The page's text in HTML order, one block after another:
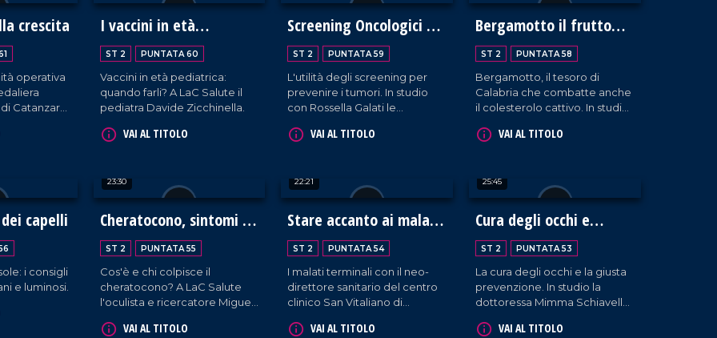
crescita
operativa
Catanzaro,
I vaccini in età
pediatrica
ST 2 PUNTATA 60
Vaccini in età pediatrica:
quando farli? A LaC Salute il
pediatra Davide Zicchinella.
VAI AL TITOLO
Screening Oncologici e
Prevenzione
ST 2 PUNTATA 59
L'utilità degli screening per
prevenire i tumori. In studio
con Rossella Galati le
ed Emilia Caligiuri.
VAI AL TITOLO
Bergamotto il frutto
della salute
ST 2 PUNTATA 58
Bergamotto, il tesoro di
Calabria che combatte anche
il colesterolo cattivo. In studio,
Scagliola e il presidente del
VAI AL TITOLO
capelli
i consigli
e luminosi.
23:30
Cheratocono, sintomi e
nuove cure
ST 2 PUNTATA 55
Cos'è e chi colpisce il
cheratocono? A LaC Salute
l'oculista e ricercatore Miguel
VAI AL TITOLO
22:21
Stare accanto ai malati
terminali
ST 2 PUNTATA 54
I malati terminali con il neo-
direttore sanitario del centro
clinico San Vitaliano di
Lazzaro.VAI AL TITOLO
25:45
Cura degli occhi e
prevenzione
ST 2 PUNTATA 53
La cura degli occhi e la giusta
prevenzione. In studio la
dottoressa Mimma Schiavello
ciechi di Vibo Valentia, Rocco
VAI AL TITOLO